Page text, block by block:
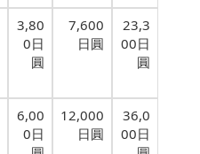
3,80
0日
圓
7,600
日圓
23,3
00日
圓
6,00
0日
12,000
日圓
36,0
00日